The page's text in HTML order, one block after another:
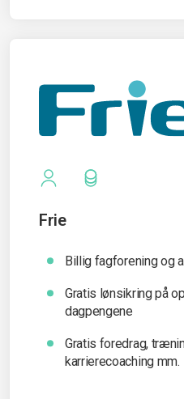
Frie
Billig fagforening og
Gratis lønsikring på
dagpengene
Gratis foredrag,
karrierecoaching mm.